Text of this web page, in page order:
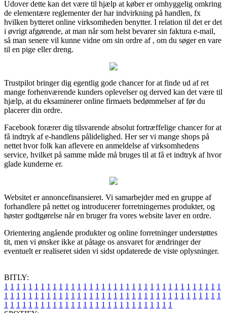
Udover dette kan det være til hjælp at køber er omhyggelig omkring
de elementære reglementer der har indvirkning på handlen, fx
hvilken bytteret online virksomheden benytter. I relation til det er det
i øvrigt afgørende, at man når som helst bevarer sin faktura e-mail,
så man senere vil kunne vidne om sin ordre af , om du søger en vare
til en pige eller dreng.
Trustpilot bringer dig egentlig gode chancer for at finde ud af ret
mange forhenværende kunders oplevelser og derved kan det være til
hjælp, at du eksaminerer online firmaets bedømmelser af før du
placerer din ordre.
Facebook forærer dig tilsvarende absolut fortræffelige chancer for at
få indtryk af e-handlens pålidelighed. Her ser vi mange shops på
nettet hvor folk kan aflevere en anmeldelse af virksomhedens
service, hvilket på samme måde må bruges til at få et indtryk af hvor
glade kunderne er.
Websitet er annoncefinansieret. Vi samarbejder med en gruppe af
forhandlere på nettet og introducerer forretningernes produkter, og
høster godtgørelse når en bruger fra vores website laver en ordre.
Orientering angående produkter og online forretninger understøttes
tit, men vi ønsker ikke at påtage os ansvaret for ændringer der
eventuelt er realiseret siden vi sidst opdaterede de viste oplysninger.
BITLY:
1 1 1 1 1 1 1 1 1 1 1 1 1 1 1 1 1 1 1 1 1 1 1 1 1 1 1 1 1 1 1 1 1 1 1 1
1 1 1 1 1 1 1 1 1 1 1 1 1 1 1 1 1 1 1 1 1 1 1 1 1 1 1 1 1 1 1 1 1 1 1 1
1 1 1 1 1 1 1 1 1 1 1 1 1 1 1 1 1 1 1 1 1 1 1 1 1 1 1 1